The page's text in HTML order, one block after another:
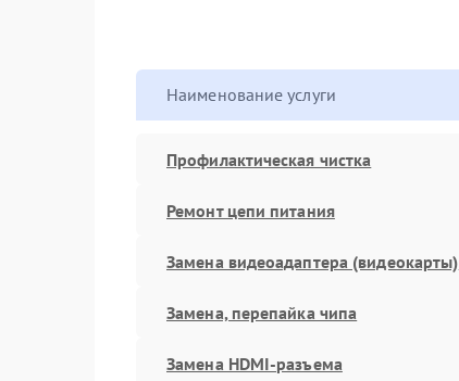
Наименование услуги
Профилактическая чистка
Ремонт цепи питания
Замена видеоадаптера (видеокарты)
Замена, перепайка чипа
Замена HDMI-разъема